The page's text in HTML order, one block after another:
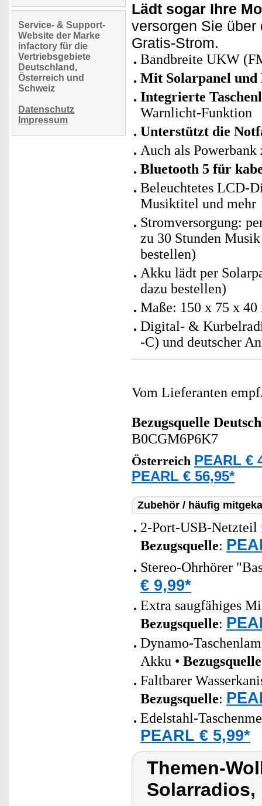
Service- & Support-
Website der Marke
infactory für die
Vertriebsgebiete
Deutschland,
Österreich und
Schweiz
Datenschutz
Impressum
Lädt sogar Ihre
versorgen Sie über
Gratis-Strom.
Bandbreite UKW
Mit Solarpanel
Integrierte
Warnlicht-Funktion
Unterstützt die
Auch als
Bluetooth 5 für
Beleuchtetes LCD-
Musiktitel und mehr
Stromversorgung:
zu 30 Stunden
bestellen)
Akku lädt per
dazu bestellen)
Maße: 150 x 75 x
Digital- &
-C) und deutscher
Vom Lieferanten
Bezugsquelle
B0CGM6P6K7
Österreich PEARL €
PEARL € 56,95*
Zubehör / häufig
2-Port-USB-Netzteil
Bezugsquelle:
Stereo-Ohrhörer
€ 9,99*
Extra saugfähiges
Bezugsquelle:
Dynamo-
Akku • Bezugsquelle
Faltbarer
Bezugsquelle:
Edelstahl-
PEARL € 5,99*
Themen-
Solarradios,